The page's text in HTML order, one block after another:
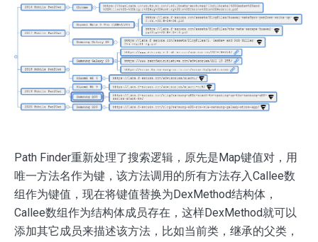
Path Finder重新处理了搜索逻辑，原先是Map键值对，用
唯一方法名作为键，该方法调用的所有方法存入Callee数
组作为键值，现在将键值替换为DexMethod结构体，
Callee数组作为结构体成员存在，这样DexMethod就可以
添加其它成员来描述该方法，比如当前类，继承的父类，